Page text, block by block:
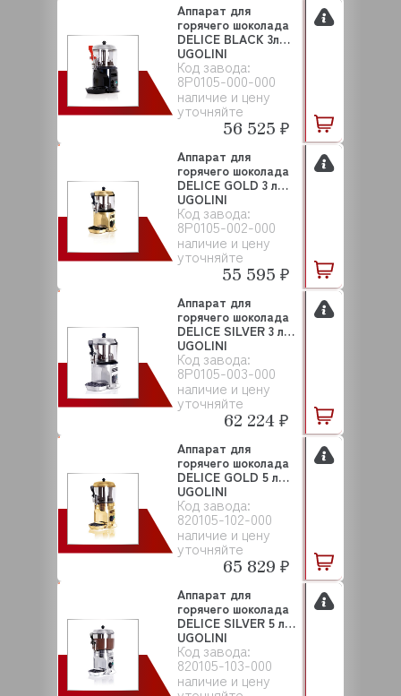
Код завода:
8P0105-000-000
наличие и цену
уточняйте
Аппарат для
горячего шоколада
DELICE BLACK 3л
UGOLINI
56 525 ₽
Код завода:
8P0105-002-000
наличие и цену
уточняйте
Аппарат для
горячего шоколада
DELICE GOLD 3 л
UGOLINI
55 595 ₽
Код завода:
8P0105-003-000
наличие и цену
уточняйте
Аппарат для
горячего шоколада
DELICE SILVER 3 л
UGOLINI
62 224 ₽
Код завода:
820105-102-000
наличие и цену
уточняйте
Аппарат для
горячего шоколада
DELICE GOLD 5 л
UGOLINI
65 829 ₽
Код завода:
820105-103-000
наличие и цену
Аппарат для
горячего шоколада
DELICE SILVER 5 л
UGOLINI